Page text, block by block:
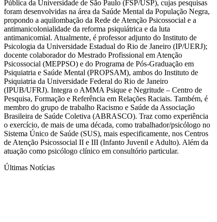
Pública da Universidade de São Paulo (FSP/USP), cujas pesquisas
foram desenvolvidas na área da Saúde Mental da População Negra,
propondo a aquilombação da Rede de Atenção Psicossocial e a
antimanicolonialidade da reforma psiquiátrica e da luta
antimanicomial. Atualmente, é professor adjunto do Instituto de
Psicologia da Universidade Estadual do Rio de Janeiro (IP/UERJ);
docente colaborador do Mestrado Profissional em Atenção
Psicossocial (MEPPSO) e do Programa de Pós-Graduação em
Psiquiatria e Saúde Mental (PROPSAM), ambos do Instituto de
Psiquiatria da Universidade Federal do Rio de Janeiro
(IPUB/UFRJ). Integra o AMMA Psique e Negritude – Centro de
Pesquisa, Formação e Referência em Relações Raciais. Também, é
membro do grupo de trabalho Racismo e Saúde da Associação
Brasileira de Saúde Coletiva (ABRASCO). Traz como experiência
o exercício, de mais de uma década, como trabalhador/psicólogo no
Sistema Único de Saúde (SUS), mais especificamente, nos Centros
de Atenção Psicossocial II e III (Infanto Juvenil e Adulto). Além da
atuação como psicólogo clínico em consultório particular.
Últimas Notícias